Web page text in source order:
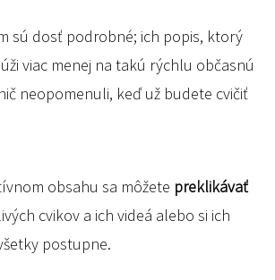
sú dosť podrobné; ich popis, ktorý
viac menej na takú rýchlu občasnú
neopomenuli, keď už budete cvičiť
obsahu sa môžete preklikávať
cvikov a ich videá alebo si ich
postupne.